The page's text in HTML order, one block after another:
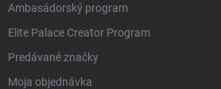
Ambasádorský program
Elite Palace Creator Program
Predávané značky
Moja objednávka